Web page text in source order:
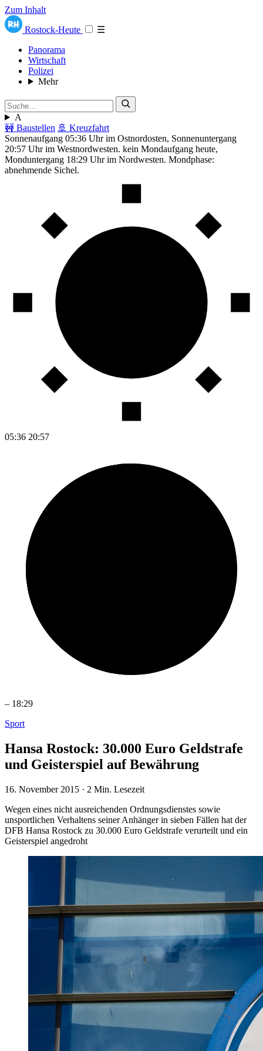
Zum Inhalt
Rostock-Heute
☰
Panorama
Wirtschaft
Polizei
Mehr
A
🚧 Baustellen 🚢 Kreuzfahrt
Sonnenaufgang 05:36 Uhr im Ostnordosten, Sonnenuntergang
20:57 Uhr im Westnordwesten. kein Mondaufgang heute,
Monduntergang 18:29 Uhr im Nordwesten. Mondphase:
abnehmende Sichel.
05:36 20:57
– 18:29
Sport
Hansa Rostock: 30.000 Euro Geldstrafe
und Geisterspiel auf Bewährung
16. November 2015 · 2 Min. Lesezeit
Wegen eines nicht ausreichenden Ordnungsdienstes sowie
unsportlichen Verhaltens seiner Anhänger in sieben Fällen hat der
DFB Hansa Rostock zu 30.000 Euro Geldstrafe verurteilt und ein
Geisterspiel angedroht